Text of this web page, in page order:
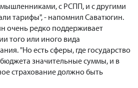
с РСПП, и с другими
тарифы", - напомнил Саватюгин.
очень редко поддерживает
того или иного вида
"Но есть сферы, где государство
значительные суммы, и в
страхование должно быть